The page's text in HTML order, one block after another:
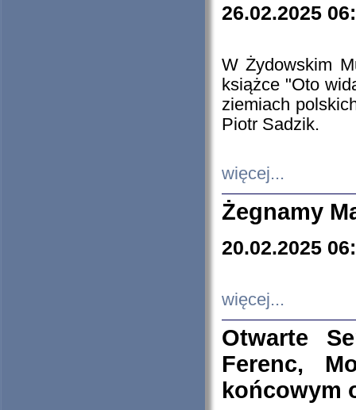
26.02.2025
W Żydowskim
książce "Oto
ziemiach
Piotr Sadzik.
więcej...
Żegnamy
20.02.2025
więcej...
Otwarte
Ferenc,
końcowym